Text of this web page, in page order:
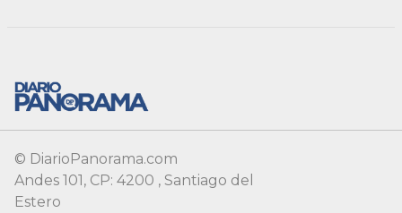
© DiarioPanorama.com
Andes 101, CP: 4200 , Santiago del
Estero